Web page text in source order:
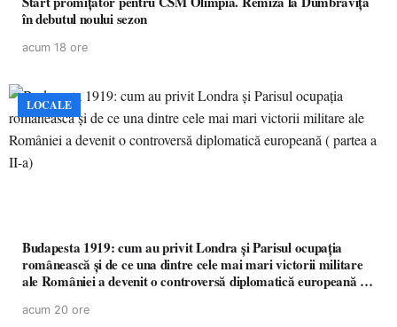
în debutul noului sezon
acum 18 ore
LOCALE
Budapesta 1919: cum au privit Londra și Parisul ocupația
românească și de ce una dintre cele mai mari victorii militare
ale României a devenit o controversă diplomatică europeană (
acum 20 ore